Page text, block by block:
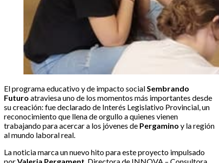
El programa educativo y de impacto socialSembrando
Futuro atraviesa uno de los momentos más importantes desde
su creación: fue declarado de Interés Legislativo Provincial, un
reconocimiento que llena de orgullo a quienes vienen
trabajando para acercar a los jóvenes de Pergamino y la región
al mundo laboral real.
La noticia marca un nuevo hito para este proyecto impulsado